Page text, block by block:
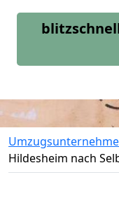
Hildesheim nach